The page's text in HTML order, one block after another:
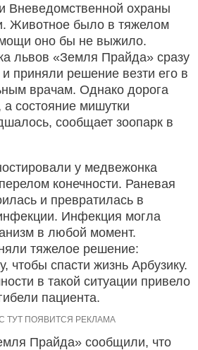
Вневедомственной охраны
Животное было в тяжелом
оно бы не выжило.
львов «Земля Прайда» сразу
приняли решение везти его в
врачам. Однако дорога
а состояние мишутки
сообщает зоопарк в
у медвежонка
конечности. Раневая
и превратилась в
Инфекция могла
в любой момент.
тяжелое решение:
чтобы спасти жизнь Арбузику.
в такой ситуации привело
пациента.
Прайда» сообщили, что